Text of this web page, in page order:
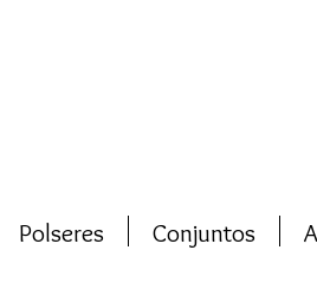
Polseres Conjuntos